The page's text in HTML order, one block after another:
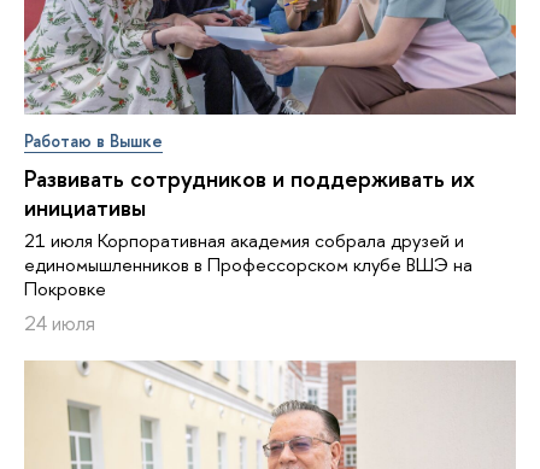
Работаю в Вышке
Развивать сотрудников и поддерживать их
инициативы
21 июля Корпоративная академия собрала друзей и
единомышленников в Профессорском клубе ВШЭ на
Покровке
24 июля